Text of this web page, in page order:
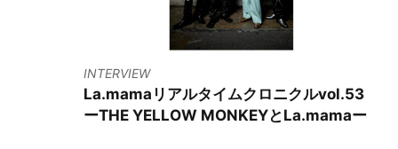
INTERVIEW
La.mamaリアルタイムクロニクルvol.53
ーTHE YELLOW MONKEYとLa.mamaー